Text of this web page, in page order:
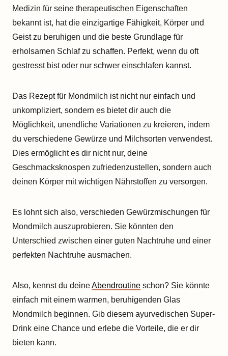
Medizin für seine therapeutischen Eigenschaften
bekannt ist, hat die einzigartige Fähigkeit, Körper und
Geist zu beruhigen und die beste Grundlage für
erholsamen Schlaf zu schaffen. Perfekt, wenn du oft
gestresst bist oder nur schwer einschlafen kannst.
Das Rezept für Mondmilch ist nicht nur einfach und
unkompliziert, sondern es bietet dir auch die
Möglichkeit, unendliche Variationen zu kreieren, indem
du verschiedene Gewürze und Milchsorten verwendest.
Dies ermöglicht es dir nicht nur, deine
Geschmacksknospen zufriedenzustellen, sondern auch
deinen Körper mit wichtigen Nährstoffen zu versorgen.
Es lohnt sich also, verschieden Gewürzmischungen für
Mondmilch auszuprobieren. Sie könnten den
Unterschied zwischen einer guten Nachtruhe und einer
perfekten Nachtruhe ausmachen.
Also, kennst du deineAbendroutine schon? Sie könnte
einfach mit einem warmen, beruhigenden Glas
Mondmilch beginnen. Gib diesem ayurvedischen Super-
Drink eine Chance und erlebe die Vorteile, die er dir
bieten kann.